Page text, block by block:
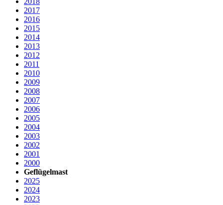
2017
2016
2015
2014
2013
2012
2011
2010
2009
2008
2007
2006
2005
2004
2003
2002
2001
2000
Geflügelmast
2025
2024
2023